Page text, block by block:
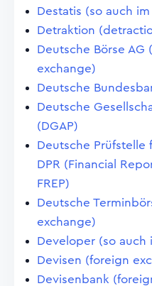
Destatis (so auch
Detraktion
Deutsche Börse AG
exchange)
Deutsche
Deutsche
(DGAP)
Deutsche Prüfstelle
DPR (Financial
FREP)
Deutsche
exchange)
Developer (so auch
Devisen (foreign
Devisenbank